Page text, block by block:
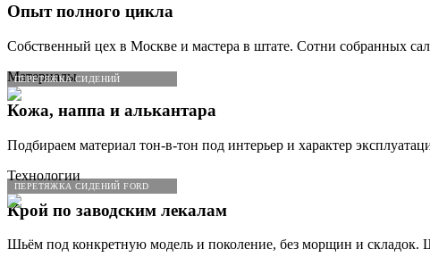
ПЕРЕТЯЖКА СИДЕНИЙ
ПЕРЕТЯЖКА СИДЕНИЙ FORD
Опыт полного цикла
Собственный цех в Москве и мастера в штате. Сотни собранных
Материалы
Кожа, наппа и алькантара
Подбираем материал тон-в-тон под интерьер и характер
Технологии
Крой по заводским лекалам
Шьём под конкретную модель и поколение, без морщин и